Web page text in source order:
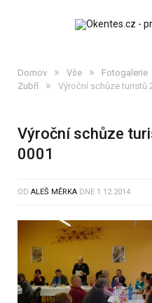
Domov » Vše » Fotogalerie
Zubří
» Výroční schůze turistů
Výroční schůze
0001
OD ALEŠ MĚRKA DNE 1.12.2014